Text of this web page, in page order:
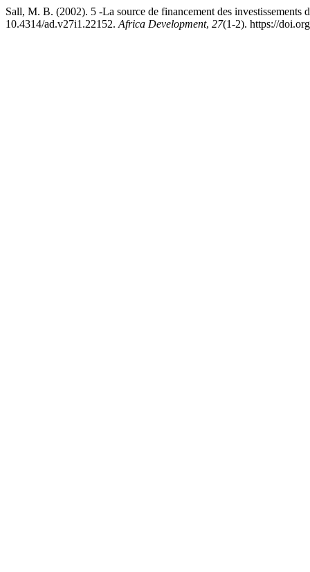
Sall, M. B. (2002). 5 -La source de financement des investissements
10.4314/ad.v27i1.22152. Africa Development, 27(1-2). https://